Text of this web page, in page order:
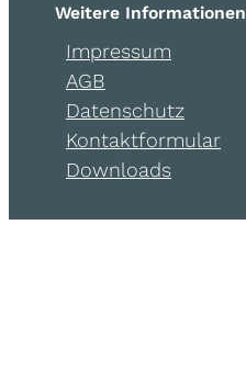
Weitere Informationen
Impressum
AGB
Datenschutz
Kontaktformular
Downloads